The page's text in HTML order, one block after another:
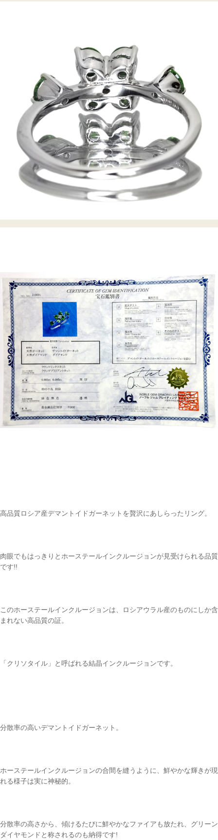
高品質ロシア産デマントイドガーネットを贅沢にあしらったリング。
肉眼でもはっきりとホーステールインクルージョンが見受けられる品質
です!!
このホーステールインクルージョンは、ロシアウラル産のものにしか含
まれない高品質の証。
「クリソタイル」と呼ばれる結晶インクルージョンです。
分散率の高いデマントイドガーネット。
ホーステールインクルージョンの合間を縫うように、鮮やかな輝きが現
れる様子は実に神秘的。
分散率の高さから、傾けるたびに鮮やかなファイアも放たれ、グリーン
ダイヤモンドと称されるのも納得です!